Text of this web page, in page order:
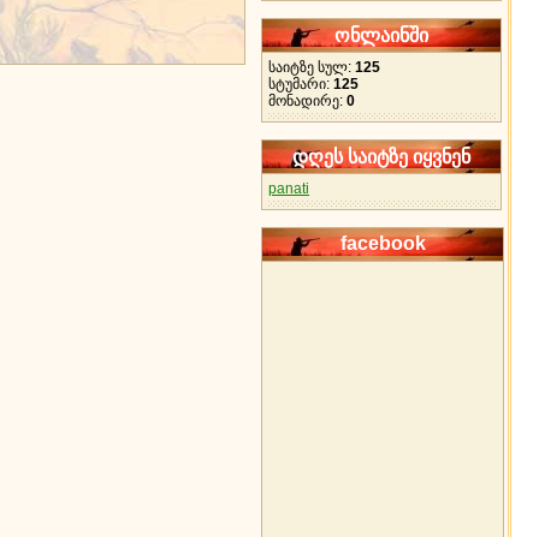
ონლაინში
საიტზე სულ: 125
სტუმარი: 125
მონადირე: 0
დღეს საიტზე იყვნენ
panati
facebook